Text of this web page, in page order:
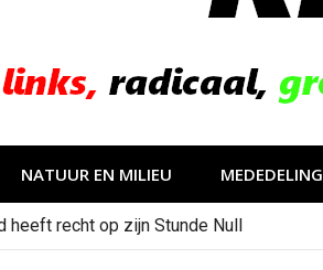
NATUUR EN MILIEU MEDEDELING
heeft recht op zijn Stunde Null